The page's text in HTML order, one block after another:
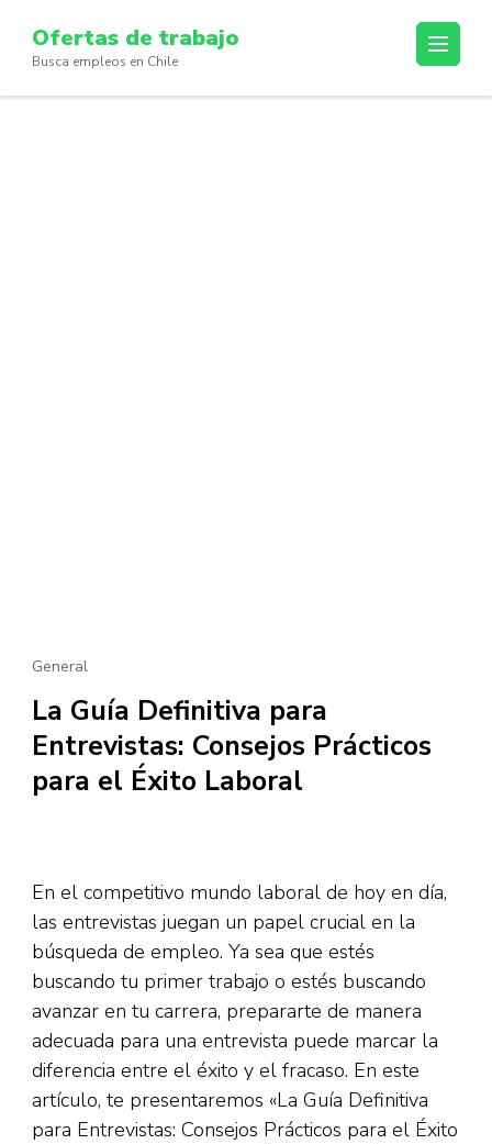
content
(Press
Ofertas de trabajo
Busca empleos en Chile
General
La Guía Definitiva para
Entrevistas: Consejos Prácticos
para el Éxito Laboral
En el competitivo mundo laboral de hoy en día,
las entrevistas juegan un papel crucial en la
búsqueda de empleo. Ya sea que estés
buscando tu primer trabajo o estés buscando
avanzar en tu carrera, prepararte de manera
adecuada para una entrevista puede marcar la
diferencia entre el éxito y el fracaso. En este
artículo, te presentaremos «La Guía Definitiva
para Entrevistas: Consejos Prácticos para el Éxito